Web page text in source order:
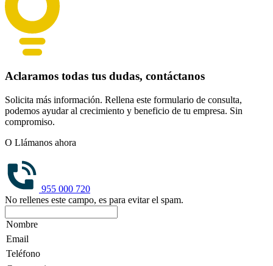
Aclaramos todas tus dudas, contáctanos
Solicita más información. Rellena este formulario de consulta,
podemos ayudar al crecimiento y beneficio de tu empresa. Sin
compromiso.
O Llámanos ahora
955 000 720
No rellenes este campo, es para evitar el spam.